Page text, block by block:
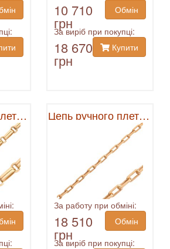
10 710
грн
Обмін
За виріб при покупці:
18 670
грн
Купити
Цепь ручного плетения Цепь ручного плетения
За работу при обміні:
18 510
грн
Обмін
За виріб при покупці: